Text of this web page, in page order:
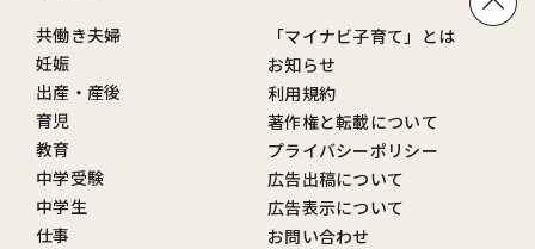
共働き夫婦
妊娠
出産・産後
育児
教育
中学受験
中学生
仕事
「マイナビ子育て」とは
お知らせ
利用規約
著作権と転載について
プライバシーポリシー
広告出稿について
広告表示について
お問い合わせ